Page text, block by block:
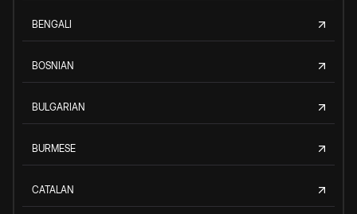
BENGALI
BOSNIAN
BULGARIAN
BURMESE
CATALAN